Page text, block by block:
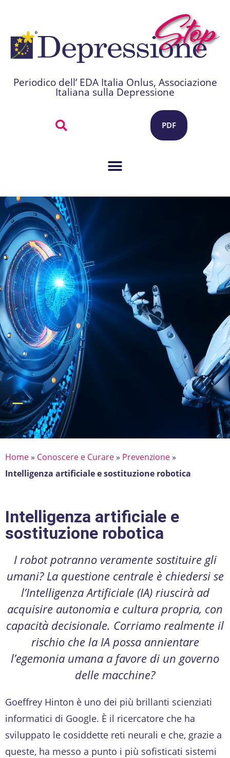
Periodico dell’ EDA Italia Onlus, Associazione
Italiana sulla Depressione
PDF
Home» Conoscere e Curare» Prevenzione»
Intelligenza artificiale e sostituzione robotica
Intelligenza artificiale e
sostituzione robotica
I robot potranno veramente sostituire gli
umani? La questione centrale è chiedersi se
l’Intelligenza Artificiale (IA) riuscirà ad
acquisire autonomia e cultura propria, con
capacità decisionale. Corriamo realmente il
rischio che la IA possa annientare
l’egemonia umana a favore di un governo
delle macchine?
Goeffrey Hinton è uno dei più brillanti scienziati
informatici di Google. È il ricercatore che ha
sviluppato le cosiddette reti neurali e che, grazie a
queste, ha messo a punto i più sofisticati sistemi